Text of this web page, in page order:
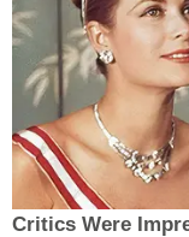
Critics Were